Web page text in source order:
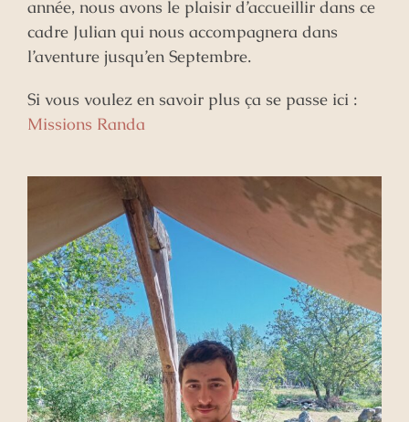
année, nous avons le plaisir d’accueillir dans ce
cadre Julian qui nous accompagnera dans
l’aventure jusqu’en Septembre.
Si vous voulez en savoir plus ça se passe ici :
Missions Randa